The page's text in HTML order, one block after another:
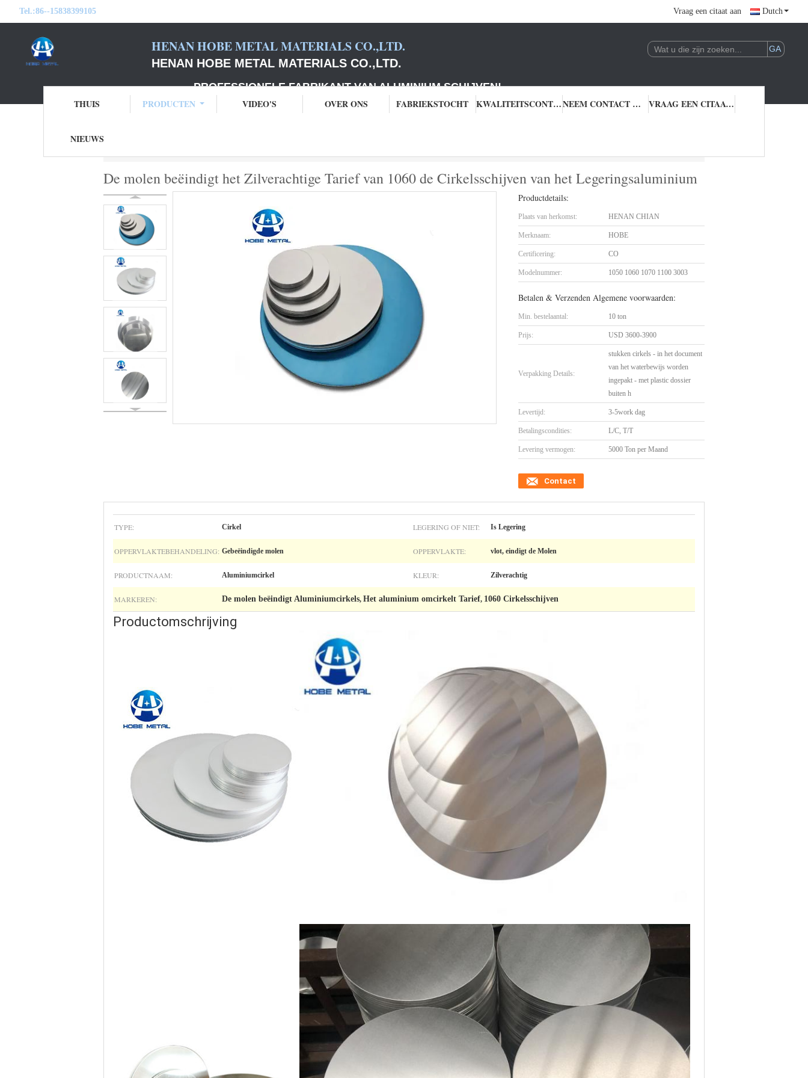
Tel.:86--15838399105 Vraag een citaat aan Dutch
HENAN HOBE METAL MATERIALS CO.,LTD.
HENAN HOBE METAL MATERIALS CO.,LTD.
PROFESSIONELE FABRIKANT VAN ALUMINIUM SCHIJVEN!
THUIS PRODUCTEN VIDEO'S OVER ONS FABRIEKSTOCHT KWALITEITSCONTROLE NEEM CONTACT MET ONS OP VRAAG EEN CITAAT AAN
NIEUWS
De molen beëindigt het Zilverachtige Tarief van 1060 de Cirkelsschijven van het Legeringsaluminium
Productdetails:
Plaats van herkomst: HENAN CHIAN
Merknaam: HOBE
Certificering: CO
Modelnummer: 1050 1060 1070 1100 3003
Betalen & Verzenden Algemene voorwaarden:
Min. bestelaantal: 10 ton
Prijs: USD 3600-3900
Verpakking Details:
stukken cirkels - in het document
van het waterbewijs worden
ingepakt - met plastic dossier
buiten h
Levertijd: 3-5work dag
Betalingscondities: L/C, T/T
Levering vermogen: 5000 Ton per Maand
Contact
TYPE: Cirkel LEGERING OF NIET: Is Legering
OPPERVLAKTEBEHANDELING: Gebeëindigde molen OPPERVLAKTE: vlot, eindigt de Molen
PRODUCTNAAM: Aluminiumcirkel KLEUR: Zilverachtig
MARKEREN: De molen beëindigt Aluminiumcirkels, Het aluminium omcirkelt Tarief, 1060 Cirkelsschijven
Productomschrijving